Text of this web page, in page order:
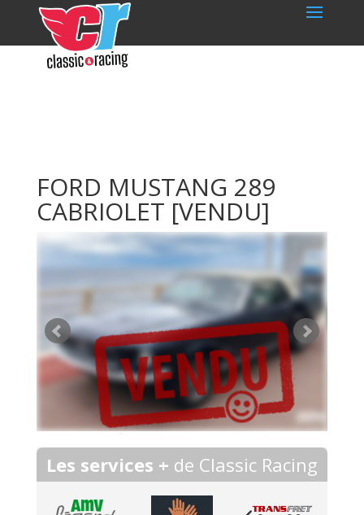
FORD MUSTANG 289
CABRIOLET [VENDU]
Les services + de Classic Racing